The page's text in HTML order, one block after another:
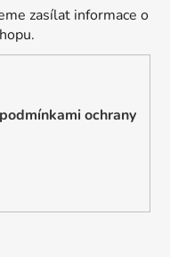
zasílat informace o
podmínkami ochrany